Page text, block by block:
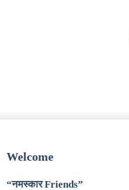
Welcome
“नमस्कार Friends”